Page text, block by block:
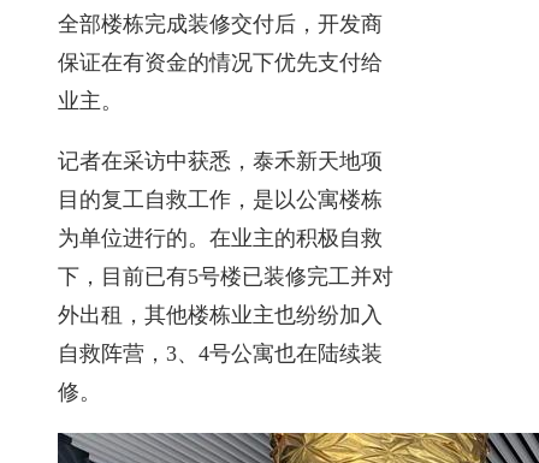
全部楼栋完成装修交付后，开发商
保证在有资金的情况下优先支付给
业主。
记者在采访中获悉，泰禾新天地项
目的复工自救工作，是以公寓楼栋
为单位进行的。在业主的积极自救
下，目前已有5号楼已装修完工并对
外出租，其他楼栋业主也纷纷加入
自救阵营，3、4号公寓也在陆续装
修。